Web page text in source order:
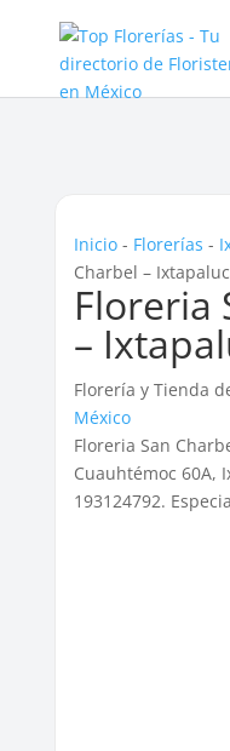
Inicio- Florerías -
Charbel –
Floreria
–
Florería y Tienda
México
Floreria San
Cuauhtémoc 60A,
193124792.